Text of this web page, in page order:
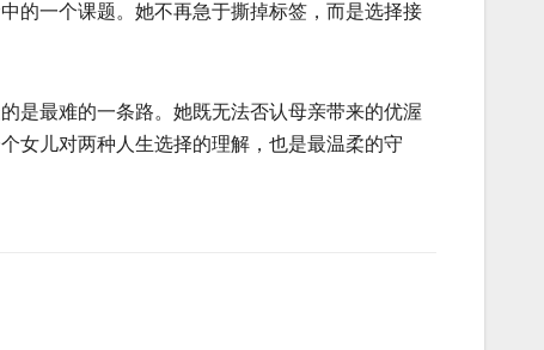
的一个课题。她不再急于撕掉标签，而是选择接
是最难的一条路。她既无法否认母亲带来的优渥
女儿对两种人生选择的理解，也是最温柔的守